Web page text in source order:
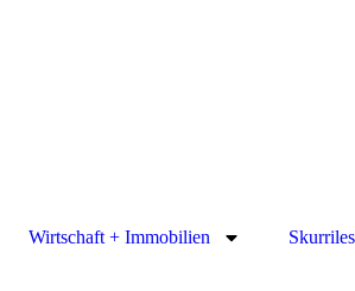
Wirtschaft + Immobilien Skurriles